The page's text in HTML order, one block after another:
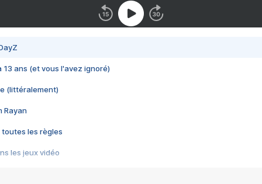
13 ans (et vous l'avez ignoré)
(littéralement)
Rayan
toutes les règles
les jeux vidéo